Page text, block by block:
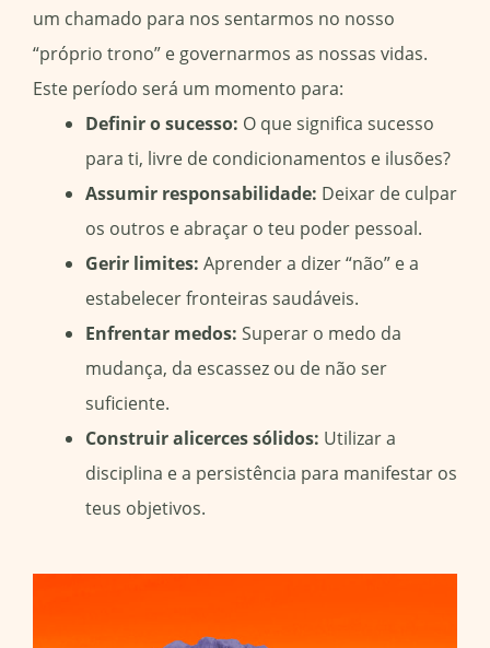
um chamado para nos sentarmos no nosso
“próprio trono” e governarmos as nossas vidas.
Este período será um momento para:
Definir o sucesso: O que significa sucesso
para ti, livre de condicionamentos e ilusões?
Assumir responsabilidade: Deixar de culpar
os outros e abraçar o teu poder pessoal.
Gerir limites: Aprender a dizer “não” e a
estabelecer fronteiras saudáveis.
Enfrentar medos: Superar o medo da
mudança, da escassez ou de não ser
suficiente.
Construir alicerces sólidos: Utilizar a
disciplina e a persistência para manifestar os
teus objetivos.